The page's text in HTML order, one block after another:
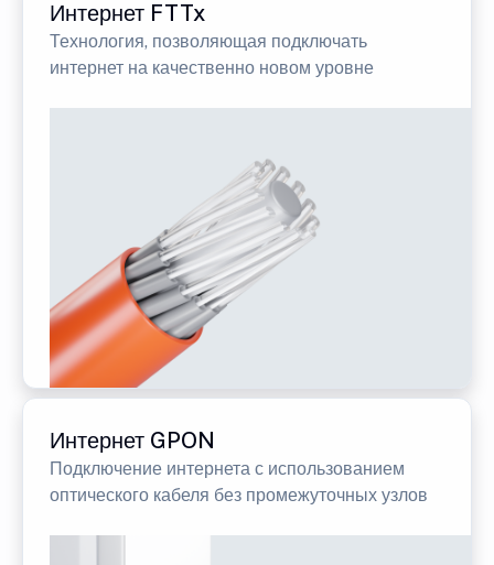
Интернет FTTx
Технология, позволяющая подключать
интернет на качественно новом уровне
Интернет GPON
Подключение интернета с использованием
оптического кабеля без промежуточных узлов